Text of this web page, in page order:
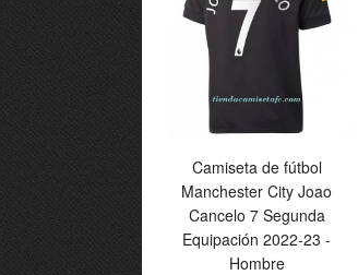
Camiseta de fútbol
Manchester City Joao
Cancelo 7 Segunda
Equipación 2022-23 -
Hombre